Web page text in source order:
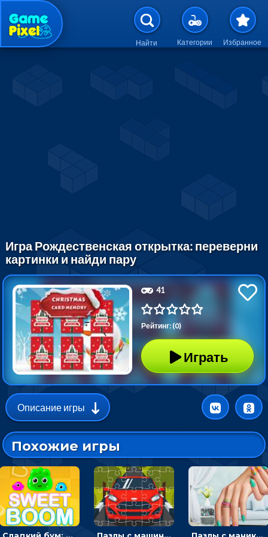
Перейти к основному
Найти Категории Избранное
Игра Рождественская открытка: переверни
картинки и найди пару
41
Рейтинг: (0)
Играть
Описание игры
Похожие игры